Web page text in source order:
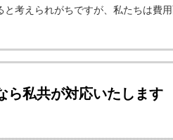
考えられがちですが、私たちは費用
ら私共が対応いたします